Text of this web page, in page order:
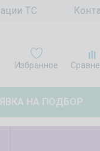
ТС
Избранное
НА ПОДБОР